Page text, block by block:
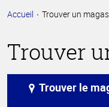
principale
Accueil Trouver un
Trouver